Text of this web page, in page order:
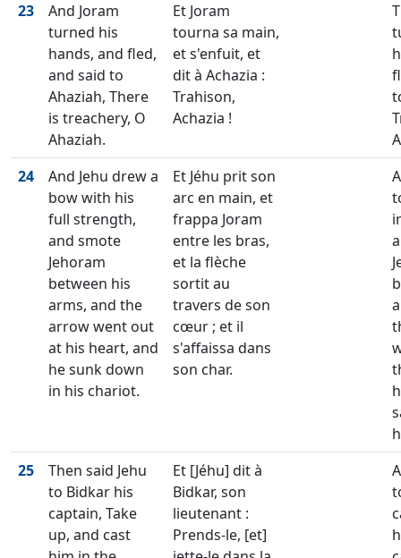
23
And Joram
turned his
hands, and fled,
and said to
Ahaziah, There
is treachery, O
Ahaziah.
Et Joram
tourna sa main,
et s'enfuit, et
dit à Achazia :
Trahison,
Achazia !
24
And Jehu drew a
bow with his
full strength,
and smote
Jehoram
between his
arms, and the
arrow went out
at his heart, and
he sunk down
in his chariot.
Et Jéhu prit son
arc en main, et
frappa Joram
entre les bras,
et la flèche
sortit au
travers de son
cœur ; et il
s'affaissa dans
son char.
25
Then said Jehu
to Bidkar his
captain, Take
up, and cast
Et [Jéhu] dit à
Bidkar, son
lieutenant :
Prends-le, [et]